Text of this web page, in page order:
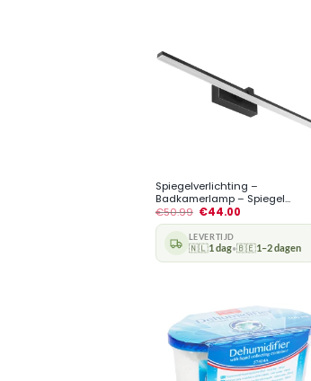
Spiegelverlichting –
Badkamerlamp – Spiegel...
€50.99 €44.00
LEVERTIJD
🇳🇱1 dag•🇧🇪1–2 dagen